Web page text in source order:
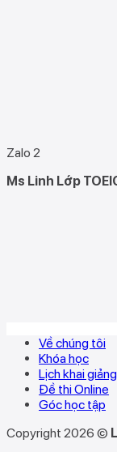
Zalo 2
Ms Linh Lớp
Về chúng tôi
Khóa học
Lịch khai giảng
Đề thi Online
Góc học tập
Copyright 2026 ©